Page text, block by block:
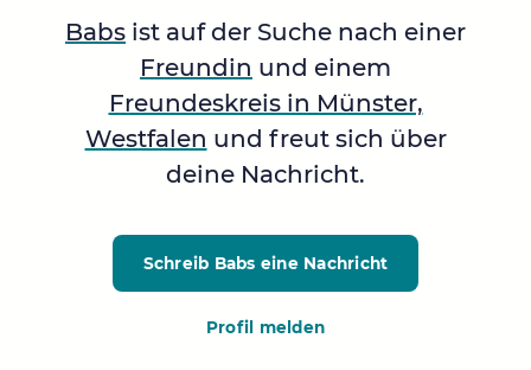
Babs ist auf der Suche nach einer
Freundin und einem
Freundeskreis in Münster,
Westfalen und freut sich über
deine Nachricht.
Schreib Babs eine Nachricht
Profil melden